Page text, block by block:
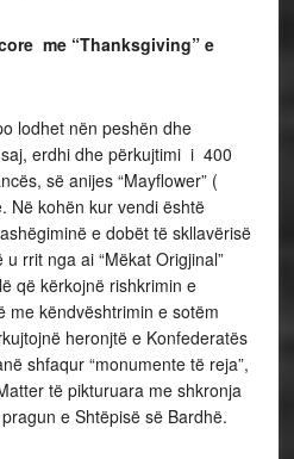
me “Thanksgiving” e
lodhet nën peshën dhe
erdhi dhe përkujtimi i 400
së anijes “Mayflower” (
Në kohën kur vendi është
e dobët të skllavërisë
rrit nga ai “Mëkat Origjinal”
që kërkojnë rishkrimin e
me këndvështrimin e sotëm
heronjtë e Konfederatës
shfaqur “monumente të reja”,
të pikturuara me shkronja
e Shtëpisë së Bardhë.